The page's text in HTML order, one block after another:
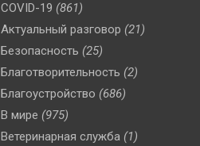
COVID-19 (861)
Актуальный разговор (21)
Безопасность (25)
Благотворительность (2)
Благоустройство (686)
В мире (975)
Ветеринарная служба (1)